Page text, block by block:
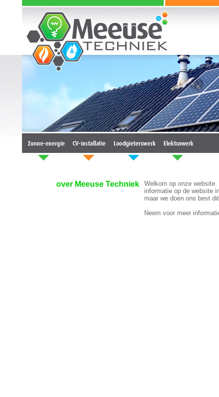
over Meeuse Techniek
Welkom op onze
informatie op de website
maar we doen ons best
Neem voor meer